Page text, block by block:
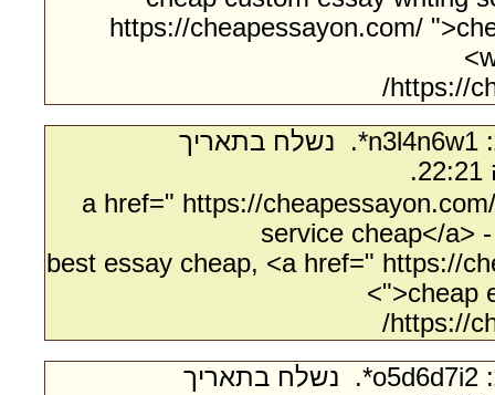
https://cheapessayon.com/
https://
- מאת:‏ n3l4n6w1*. ‏ נשלח בתאריך
<a href=" https://
service cheap</a>
best essay cheap, <a href=" https://
">cheap
https://
- מאת:‏ o5d6d7i2*. ‏ נשלח בתאריך